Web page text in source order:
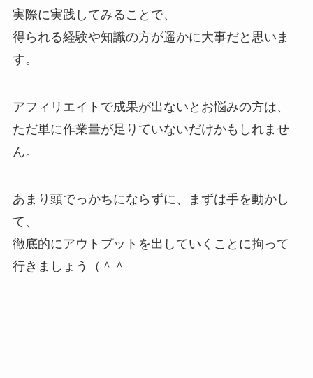
実際に実践してみることで、
得られる経験や知識の方が遥かに大事だと思いま
す。
アフィリエイトで成果が出ないとお悩みの方は、
ただ単に作業量が足りていないだけかもしれませ
ん。
あまり頭でっかちにならずに、まずは手を動かし
て、
徹底的にアウトプットを出していくことに拘って
行きましょう（＾＾